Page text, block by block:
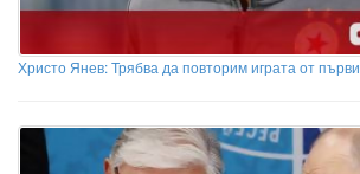
Христо Янев: Трябва да повторим играта от